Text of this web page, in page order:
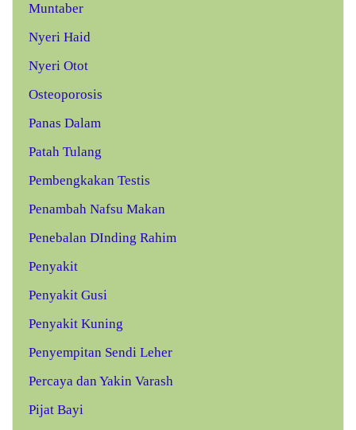
Muntaber
Nyeri Haid
Nyeri Otot
Osteoporosis
Panas Dalam
Patah Tulang
Pembengkakan Testis
Penambah Nafsu Makan
Penebalan DInding Rahim
Penyakit
Penyakit Gusi
Penyakit Kuning
Penyempitan Sendi Leher
Percaya dan Yakin Varash
Pijat Bayi